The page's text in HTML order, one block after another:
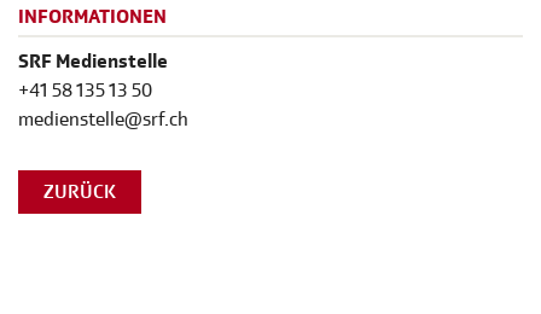
INFORMATIONEN
SRF Medienstelle
+41 58 135 13 50
medienstelle@srf.ch
ZURÜCK